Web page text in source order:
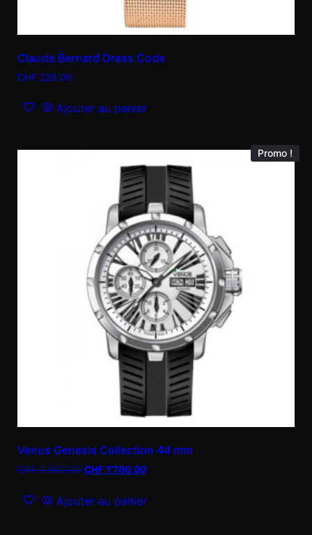
Claude Bernard Dress Code
CHF 229.00
Ajouter au panier
Promo !
Venus Genesis Collection 44 mm
CHF3'500.00 CHF1'700.00
Ajouter au panier